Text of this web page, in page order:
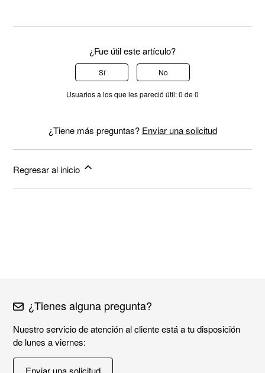
¿Fue útil este artículo?
Sí No
Usuarios a los que les pareció útil: 0 de 0
¿Tiene más preguntas? Enviar una solicitud
Regresar al inicio
¿Tienes alguna pregunta?
Nuestro servicio de atención al cliente está a tu disposición
de lunes a viernes: